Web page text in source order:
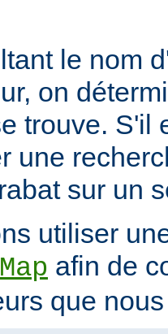
le nom
on
trouve. S'il
une
sur un
utiliser
afin de
que